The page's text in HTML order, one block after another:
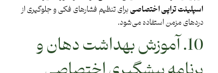
اسپلینت تراپی اختصاصیبرای تنظیم فشارهای فکی و جلوگیری از
دردهای مزمن استفاده می‌شود.
10. آموزش بهداشت دهان و